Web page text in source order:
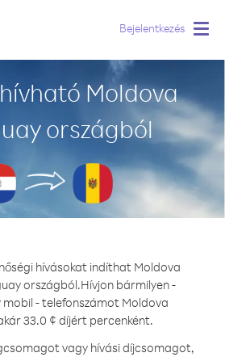
Bejelentkezés
Moldova
országból
hívásokat indíthat Moldova
országból.Hívjon bármilyen -
mobil - telefonszámot Moldova
33.0 ¢ díjért percenként.
vagy hívási díjcsomagot,